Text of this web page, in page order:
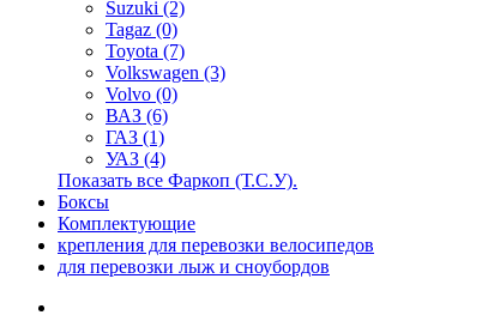
Suzuki (2)
Tagaz (0)
Toyota (7)
Volkswagen (3)
Volvo (0)
ВАЗ (6)
ГАЗ (1)
УАЗ (4)
Показать все Фаркоп (Т.С.У).
Боксы
Комплектующие
крепления для перевозки велосипедов
для перевозки лыж и сноубордов